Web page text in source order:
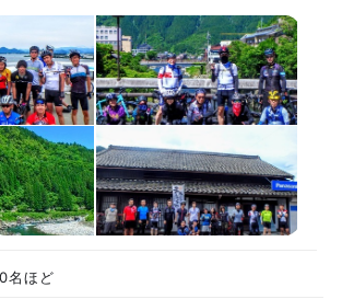
名ほど